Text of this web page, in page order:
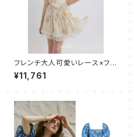
フレンチ大人可愛いレース×フリ
ル キャミワンピース ショート
¥11,761